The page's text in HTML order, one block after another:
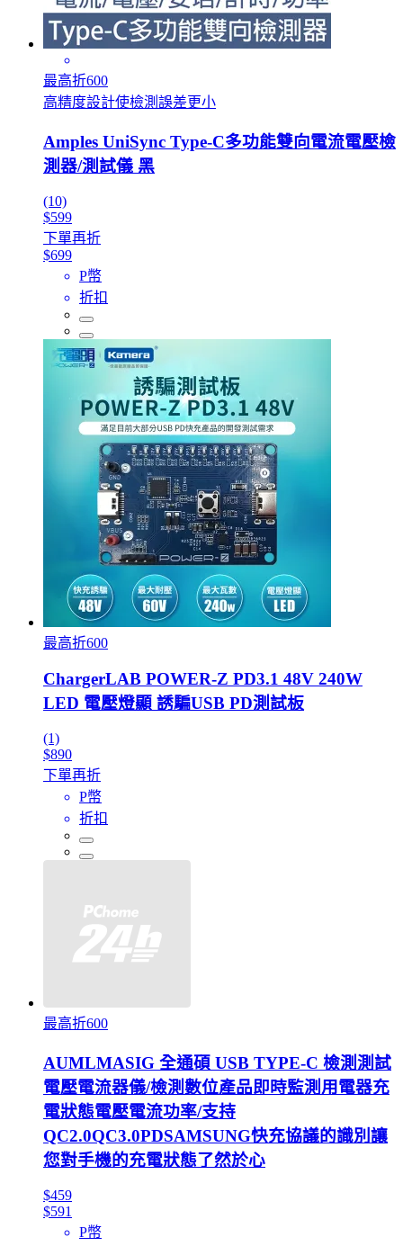
最高折600
高精度設計使檢測誤差更小
Amples UniSync Type-C多功能雙向電流電壓檢
測器/測試儀 黑
(10)
$599
下單再折
$699
P幣
折扣
最高折600
ChargerLAB POWER-Z PD3.1 48V 240W
LED 電壓燈顯 誘騙USB PD測試板
(1)
$890
下單再折
P幣
折扣
最高折600
AUMLMASIG 全通碩 USB TYPE-C 檢測測試
電壓電流器儀/檢測數位產品即時監測用電器充
電狀態電壓電流功率/支持
QC2.0QC3.0PDSAMSUNG快充協議的識別讓
您對手機的充電狀態了然於心
$459
$591
P幣